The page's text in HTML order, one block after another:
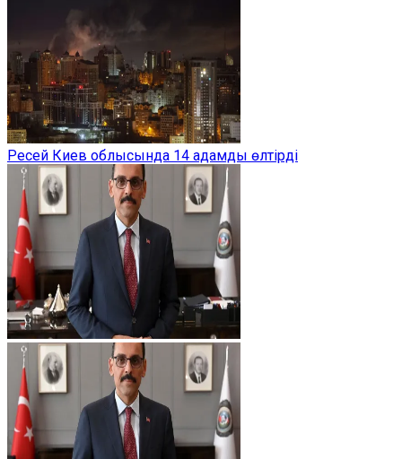
Ресей Киев облысында 14 адамды өлтірді